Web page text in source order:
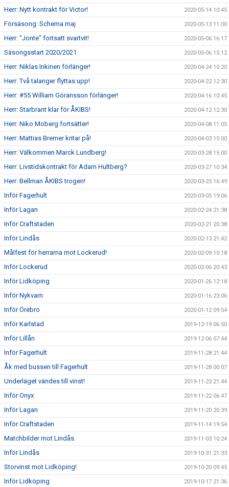
Herr: Nytt kontrakt för Victor! 2020-05-14 10:45
Försäsong: Schema maj 2020-05-13 11:00
Herr: "Jonte" fortsatt svartvit! 2020-05-06 16:17
Säsongsstart 2020/2021 2020-05-06 15:12
Herr: Niklas Inkinen förlänger! 2020-04-24 10:20
Herr: Två talanger flyttas upp! 2020-04-22 12:30
Herr: #55 William Göransson förlänger! 2020-04-16 10:45
Herr: Starbrant klar för ÅKIBS! 2020-04-12 12:30
Herr: Niko Moberg fortsätter! 2020-04-08 11:05
Herr: Mattias Bremer kritar på! 2020-04-03 15:00
Herr: Välkommen Marck Lundberg! 2020-03-28 15:00
Herr: Livstidskontrakt för Adam Hultberg? 2020-03-27 10:34
Herr: Bellman ÅKIBS trogen! 2020-03-25 16:49
Inför Fagerhult 2020-03-05 19:06
Inför Lagan 2020-02-24 21:38
Inför Craftstaden 2020-02-21 20:38
Inför Lindås 2020-02-13 21:42
Målfest för herrarna mot Lockerud! 2020-02-09 10:18
Inför Lockerud 2020-02-06 20:43
Inför Lidköping 2020-01-26 12:18
Inför Nykvarn 2020-01-16 23:06
Inför Örebro 2020-01-12 09:54
Inför Karlstad 2019-12-19 06:50
Inför Lillån 2019-12-06 07:44
Inför Fagerhult 2019-11-28 21:44
Åk med bussen till Fagerhult 2019-11-28 00:07
Underläget vändes till vinst! 2019-11-23 21:44
Inför Onyx 2019-11-22 06:47
Inför Lagan 2019-11-20 20:39
Inför Craftstaden 2019-11-14 19:54
Matchbilder mot Lindås. 2019-11-03 10:24
Inför Lindås 2019-10-31 21:33
Storvinst mot Lidköping! 2019-10-20 09:45
Inför Lidköping 2019-10-17 21:36